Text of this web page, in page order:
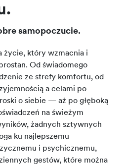
samopoczucie.
życie, który wzmacnia i
Od świadomego
ze strefy komfortu, od
a celami po
o siebie — aż po głęboką
na świeżym
żadnych sztywnych
ku najlepszemu
i psychicznemu,
gestów, które można